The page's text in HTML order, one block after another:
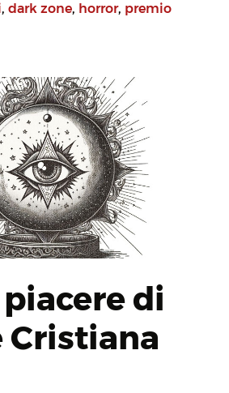
, dark zone, horror, premio
di
Cristiana